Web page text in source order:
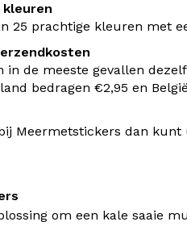
kleuren
25 prachtige kleuren met
in de meeste gevallen
bedragen €2,95 en
Meermetstickers dan
om een kale saaie